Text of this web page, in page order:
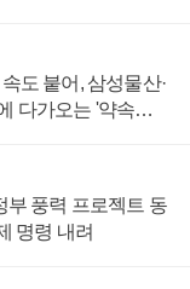
도 붙어, 삼성물산·
다가오는 '약속의
부 풍력 프로젝트 동
명령 내려